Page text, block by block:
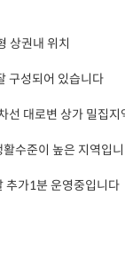
상권내 위치
구성되어 있습니다
선 대로변 상가 밀집지
수준이 높은 지역입
추가1분 운영중입니다